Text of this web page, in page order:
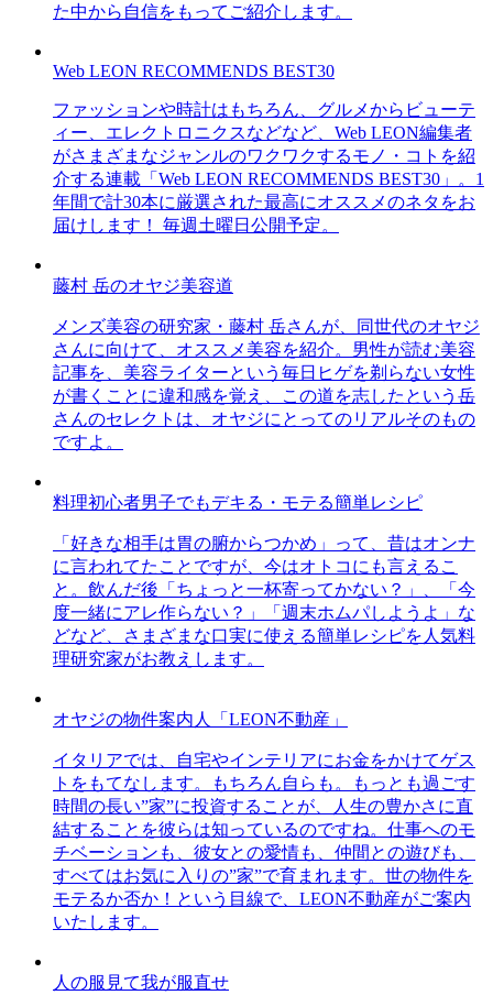
た中から自信をもってご紹介します。
Web LEON RECOMMENDS BEST30
ファッションや時計はもちろん、グルメからビューテ
ィー、エレクトロニクスなどなど、Web LEON編集者
がさまざまなジャンルのワクワクするモノ・コトを紹
介する連載「Web LEON RECOMMENDS BEST30」。1
年間で計30本に厳選された最高にオススメのネタをお
届けします！ 毎週土曜日公開予定。
藤村 岳のオヤジ美容道
メンズ美容の研究家・藤村 岳さんが、同世代のオヤジ
さんに向けて、オススメ美容を紹介。男性が読む美容
記事を、美容ライターという毎日ヒゲを剃らない女性
が書くことに違和感を覚え、この道を志したという岳
さんのセレクトは、オヤジにとってのリアルそのもの
ですよ。
料理初心者男子でもデキる・モテる簡単レシピ
「好きな相手は胃の腑からつかめ」って、昔はオンナ
に言われてたことですが、今はオトコにも言えるこ
と。飲んだ後「ちょっと一杯寄ってかない？」、「今
度一緒にアレ作らない？」「週末ホムパしようよ」な
どなど、さまざまな口実に使える簡単レシピを人気料
理研究家がお教えします。
オヤジの物件案内人「LEON不動産」
イタリアでは、自宅やインテリアにお金をかけてゲス
トをもてなします。もちろん自らも。もっとも過ごす
時間の長い”家”に投資することが、人生の豊かさに直
結することを彼らは知っているのですね。仕事へのモ
チベーションも、彼女との愛情も、仲間との遊びも、
すべてはお気に入りの”家”で育まれます。世の物件を
モテるか否か！という目線で、LEON不動産がご案内
いたします。
人の服見て我が服直せ